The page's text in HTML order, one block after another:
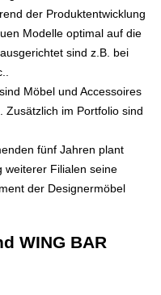
der Produktentwicklung
Modelle optimal auf die
sind z.B. bei
Möbel und Accessoires
Zusätzlich im Portfolio sind
fünf Jahren plant
weiterer Filialen seine
der Designermöbel
WING BAR